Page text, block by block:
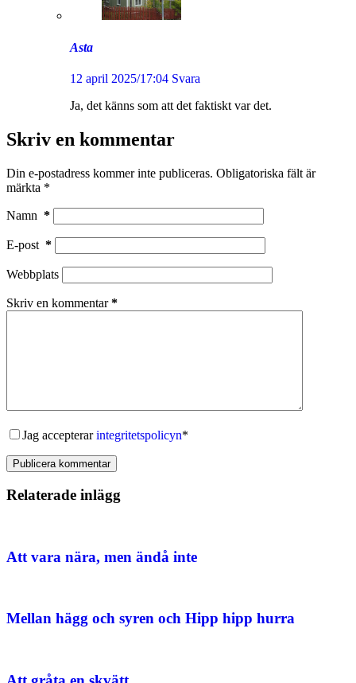
Asta
12 april 2025/17:04 Svara
Ja, det känns som att det faktiskt var det.
Skriv en kommentar
Din e-postadress kommer inte publiceras. Obligatoriska fält är
märkta *
Namn *
E-post *
Webbplats
Skriv en kommentar*
Jag accepterarintegritetspolicyn*
Publicera kommentar
Relaterade inlägg
Att vara nära, men ändå inte
Mellan hägg och syren och Hipp hipp hurra